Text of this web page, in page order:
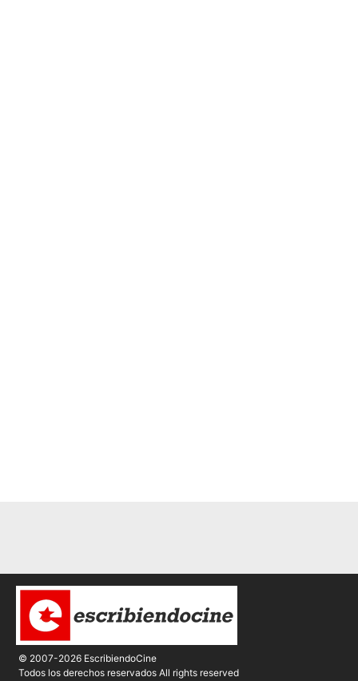
© 2007-2026 EscribiendoCine
Todos los derechos reservados All rights reserved